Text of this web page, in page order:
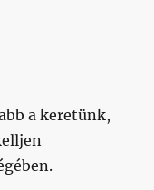
a keretünk,